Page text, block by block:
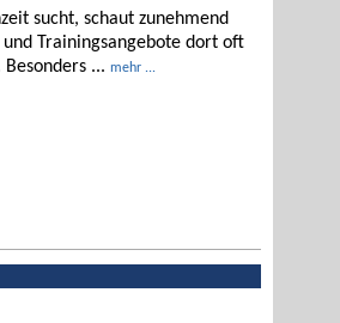
sucht, schaut zunehmend
Trainingsangebote dort oft
... mehr ...